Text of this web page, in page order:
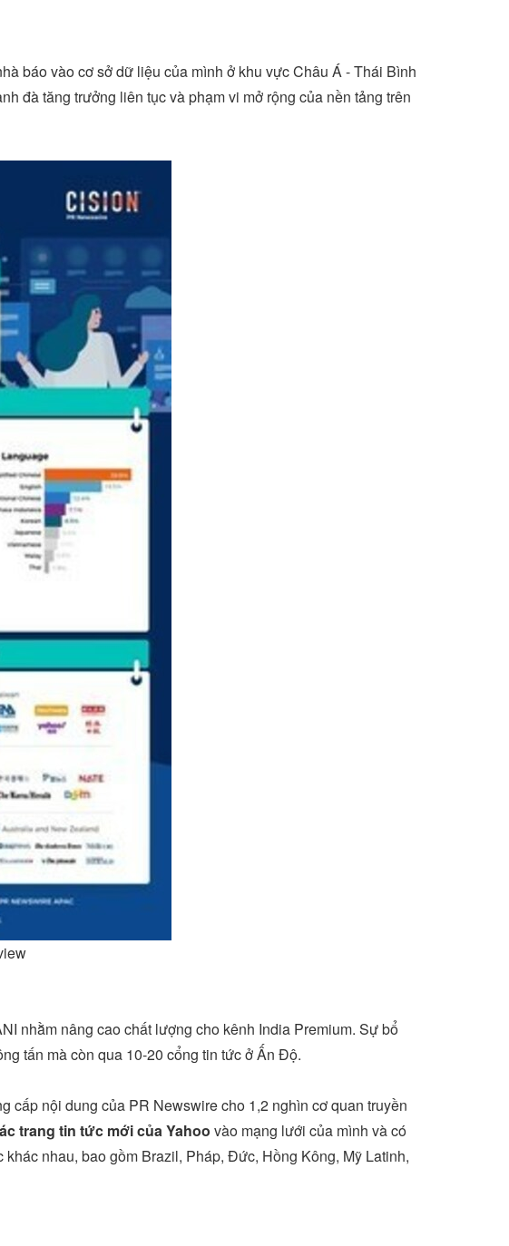
báo vào cơ sở dữ liệu của mình ở khu vực Châu Á - Thái Bình
đà tăng trưởng liên tục và phạm vi mở rộng của nền tảng trên
nhằm nâng cao chất lượng cho kênh India Premium. Sự bổ
tấn mà còn qua 10-20 cổng tin tức ở Ấn Độ.
cấp nội dung của PR Newswire cho 1,2 nghìn cơ quan truyền
trang tin tức mới của Yahoo vào mạng lưới của mình và có
nhau, bao gồm Brazil, Pháp, Đức, Hồng Kông, Mỹ Latinh,